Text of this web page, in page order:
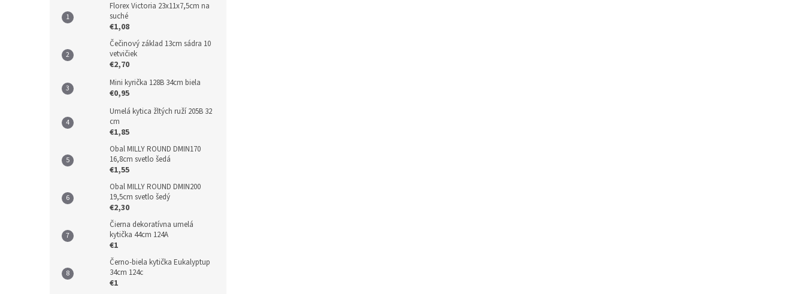
Florex Victoria 23x11x7,5cm na
suché
€1,08
Čečinový základ 13cm sádra 10
vetvičiek
€2,70
Mini kyrička 128B 34cm biela
€0,95
Umelá kytica žltých ruží 205B 32
cm
€1,85
Obal MILLY ROUND DMIN170
16,8cm svetlo šedá
€1,55
Obal MILLY ROUND DMIN200
19,5cm svetlo šedý
€2,30
Čierna dekoratívna umelá
kytička 44cm 124A
€1
Černo-biela kytička Eukalyptup
34cm 124c
€1